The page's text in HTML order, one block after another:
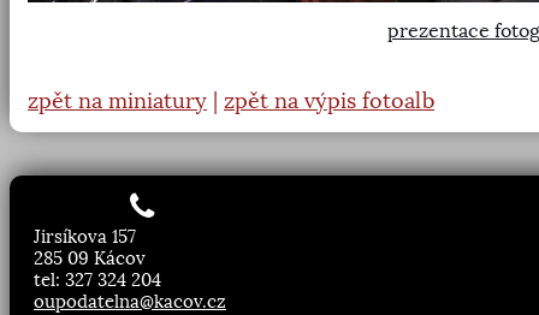
prezentace
zpět na miniatury zpět na výpis fotoalb
Jirsíkova 157
285 09 Kácov
tel: 327 324 204
oupodatelna@kacov.cz